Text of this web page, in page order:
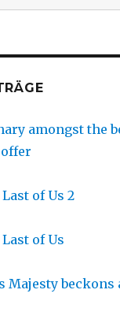
amongst the
of Us 2
of Us
Majesty beckons